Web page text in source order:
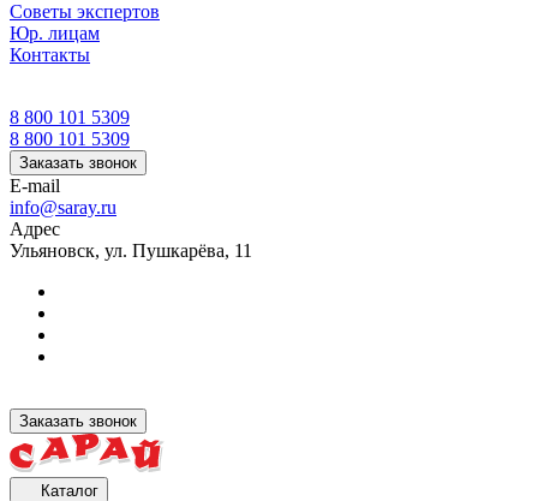
Советы экспертов
Юр. лицам
Контакты
8 800 101 5309
8 800 101 5309
Заказать звонок
E-mail
info@saray.ru
Адрес
Ульяновск, ул. Пушкарёва, 11
Заказать звонок
Каталог